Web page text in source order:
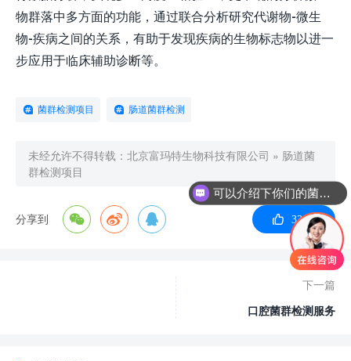
物群落中多方面的功能，通过联合分析研究代谢物-微生
物-疾病之间的关系，有助于发现疾病的生物标志物以进一
步应用于临床辅助诊断等。
菌群检测项目 肠道菌群检测
未经允许不得转载： 北京富玛特生物科技有限公司 » 肠道菌
群检测项目
分享到 33赞
下一篇
口腔菌群检测服务
可以介绍下你们的菌群移植项目吗？